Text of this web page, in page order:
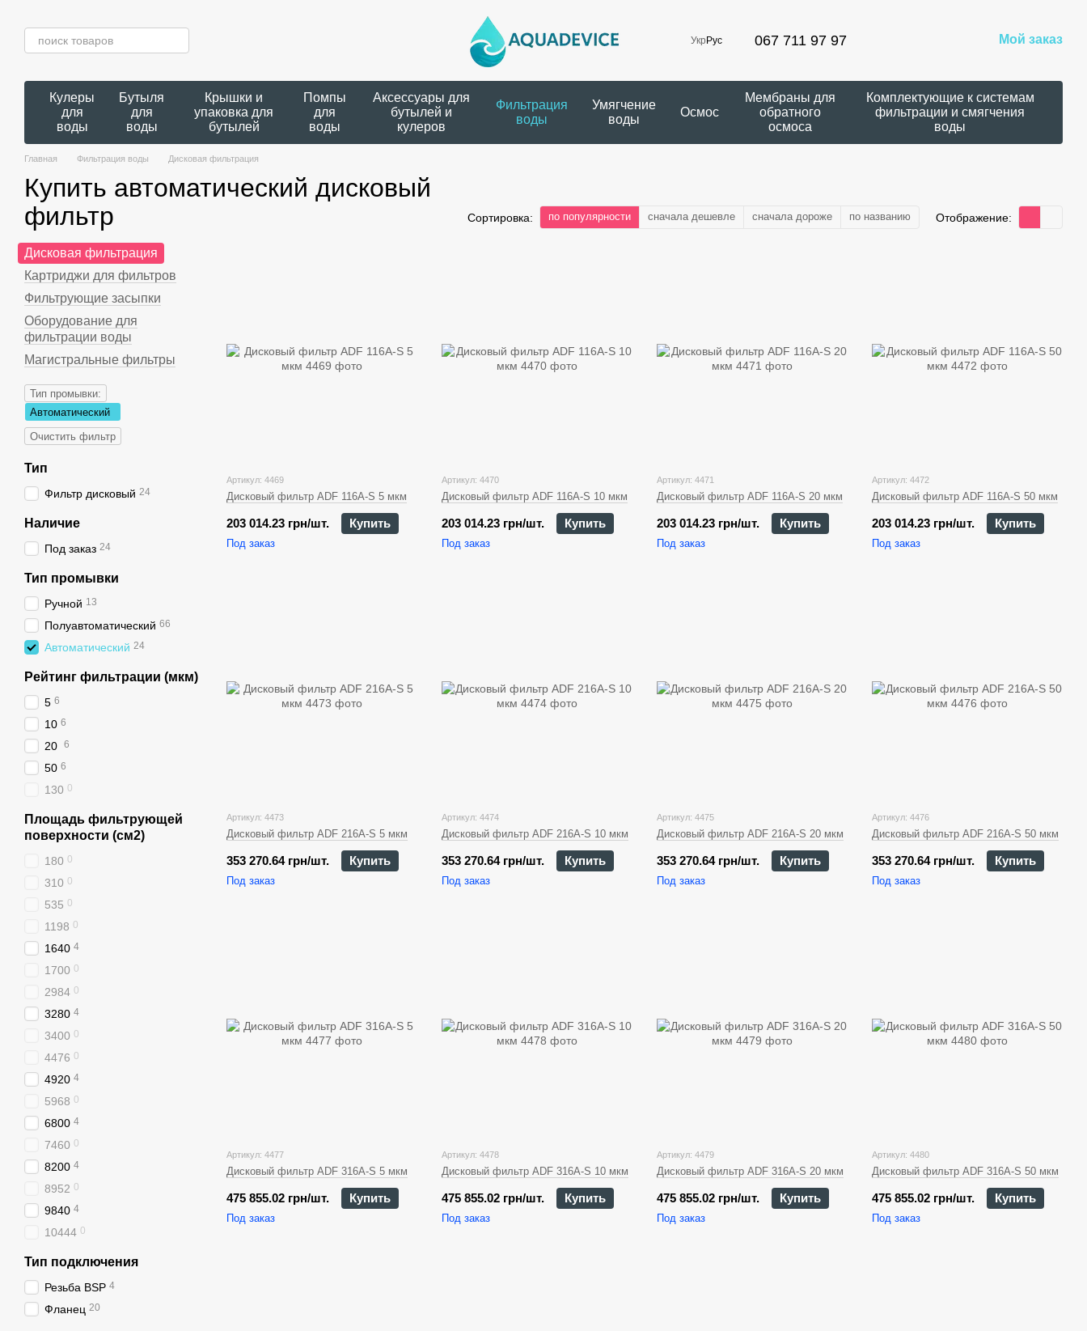
Укр Рус 067 711 97 97 Мой заказ
Кулеры
для
воды
Бутыля
для
воды
Крышки и
упаковка для
бутылей
Помпы
для
воды
Аксессуары для
бутылей и
кулеров
Фильтрация
воды
Умягчение
воды
Осмос
Мембраны для
обратного
осмоса
Комплектующие к системам
фильтрации и смягчения
воды
Главная Фильтрация воды Дисковая фильтрация
Купить автоматический дисковый
фильтр
Сортировка: по популярности сначала дешевле сначала дороже по названию Отображение:
Артикул: 4469
Дисковый фильтр ADF 116A-S 5 мкм
203 014.23 грн/шт. Купить
Под заказ
Артикул: 4470
Дисковый фильтр ADF 116A-S 10 мкм
203 014.23 грн/шт. Купить
Под заказ
Артикул: 4471
Дисковый фильтр ADF 116A-S 20 мкм
203 014.23 грн/шт. Купить
Под заказ
Артикул: 4472
Дисковый фильтр ADF 116A-S 50 мкм
203 014.23 грн/шт. Купить
Под заказ
Артикул: 4473
Дисковый фильтр ADF 216A-S 5 мкм
353 270.64 грн/шт. Купить
Под заказ
Артикул: 4474
Дисковый фильтр ADF 216A-S 10 мкм
353 270.64 грн/шт. Купить
Под заказ
Артикул: 4475
Дисковый фильтр ADF 216A-S 20 мкм
353 270.64 грн/шт. Купить
Под заказ
Артикул: 4476
Дисковый фильтр ADF 216A-S 50 мкм
353 270.64 грн/шт. Купить
Под заказ
Артикул: 4477
Дисковый фильтр ADF 316A-S 5 мкм
475 855.02 грн/шт. Купить
Под заказ
Артикул: 4478
Дисковый фильтр ADF 316A-S 10 мкм
475 855.02 грн/шт. Купить
Под заказ
Артикул: 4479
Дисковый фильтр ADF 316A-S 20 мкм
475 855.02 грн/шт. Купить
Под заказ
Артикул: 4480
Дисковый фильтр ADF 316A-S 50 мкм
475 855.02 грн/шт. Купить
Под заказ
Дисковая фильтрация
Картриджи для фильтров
Фильтрующие засыпки
Оборудование для
фильтрации воды
Магистральные фильтры
Тип промывки:
Автоматический
Очистить фильтр
Тип
Фильтр дисковый 24
Наличие
Под заказ 24
Тип промывки
Ручной 13
Полуавтоматический 66
Автоматический 24
Рейтинг фильтрации (мкм)
5 6
10 6
20 6
50 6
130 0
Площадь фильтрующей
поверхности (см2)
180 0
310 0
535 0
1198 0
1640 4
1700 0
2984 0
3280 4
3400 0
4476 0
4920 4
5968 0
6800 4
7460 0
8200 4
8952 0
9840 4
10444 0
Тип подключения
Резьба BSP 4
Фланец 20